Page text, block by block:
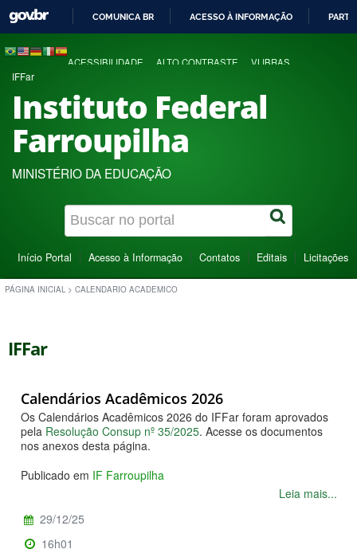
COMUNICA BR ACESSO À INFORMAÇÃO
ACESSIBILIDADE ALTO CONTRASTE VLIBRAS
IFFar
Instituto Federal
Farroupilha
MINISTÉRIO DA EDUCAÇÃO
Início Portal Acesso à Informação Contatos Editais Licitações
PÁGINA INICIAL > CALENDARIO ACADEMICO
IFFar
Calendários Acadêmicos 2026
Os Calendários Acadêmicos 2026 do IFFar foram aprovados
pela Resolução Consup nº 35/2025. Acesse os documentos
nos anexos desta página.
Publicado em IF Farroupilha
Leia mais...
29/12/25
16h01